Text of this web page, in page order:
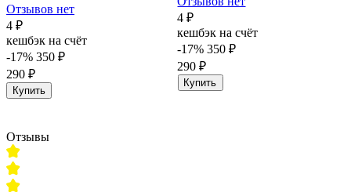
Отзывов нет
4 ₽
кешбэк на счёт
-17% 350 ₽
290 ₽
Купить
4 ₽
кешбэк на счёт
-17% 350 ₽
290 ₽
Купить
Отзывы